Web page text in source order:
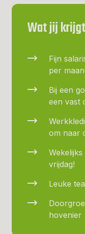
Wat jij
Fijn
per
Bij een
een vast
om naar
vrijdag!
Leuke
hovenier